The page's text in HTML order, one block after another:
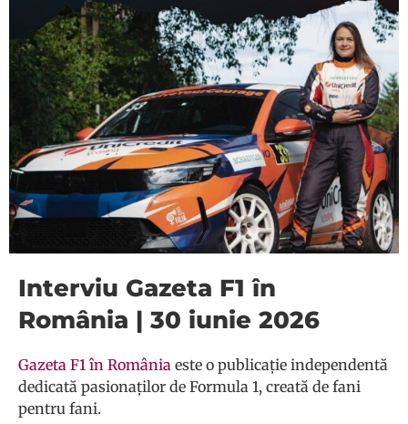
Interviu Gazeta F1 în
România | 30 iunie 2026
Gazeta F1 în România este o publicație independentă
dedicată pasionaților de Formula 1, creată de fani
pentru fani.